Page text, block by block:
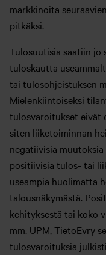
markkinoita
pitkäksi.
Tulosuutisia saatiin jo
tuloskautta
tai tulosohjeistuksen
Mielenkiintoiseksi
tulosvaroitukset eivät
siten liiketoiminnan
negatiivisia
positiivisia tulos- tai
useampia huolimatta
talousnäkymästä.
kehityksestä tai koko
mm. UPM, TietoEvry
tulosvaroituksia